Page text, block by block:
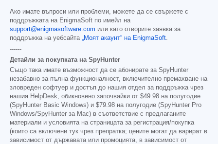
Ако имате въпроси или проблеми, можете да се свържете с
поддръжката на EnigmaSoft по имейл на
support@enigmasoftware.com или като отворите заявка за
поддръжка на уебсайта
„Моят акаунт“ на EnigmaSoft
------
Детайли за покупката на SpyHunter
Също така имате възможност да се абонирате за SpyHunter
незабавно за пълна функционалност, включително премахване на
зловреден софтуер и достъп до нашия отдел за поддръжка чрез
нашия HelpDesk, обикновено започвайки от $49.98 на полугодие
(SpyHunter Basic Windows) и $79.98 на полугодие (SpyHunter Pro
Windows/SpyHunter за Mac) в съответствие с предлаганите
материали и условията на страницата за регистрация/покупка
(които са включени тук чрез препратка; цените могат да варират в
зависимост от държавата или промоцията, в зависимост от